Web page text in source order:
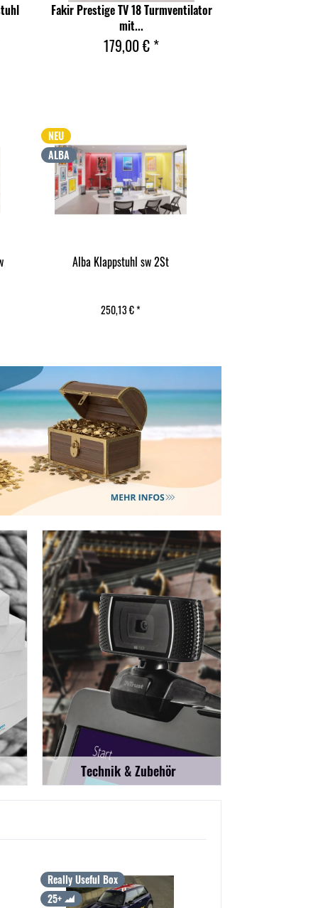
Fakir Prestige TV 18 Turmventilator
mit...
179,00 € *
NEU
ALBA
Alba Klappstuhl sw 2St
250,13 € *
Technik & Zubehör
Really Useful Box
25+